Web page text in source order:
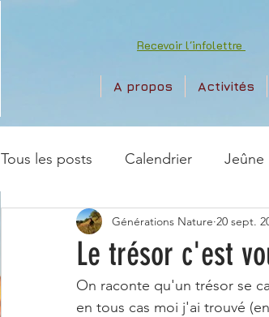
Recevoir l'infolettre
A propos Activités
Tous les posts Calendrier Jeûne
Le trésor c'est
Générations Nature 20 sept.
On raconte qu'un trésor se
en tous cas moi j'ai trouvé